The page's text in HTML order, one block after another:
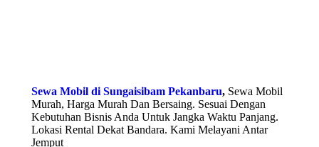
Sewa Mobil di Sungaisibam Pekanbaru, Sewa Mobil
Murah, Harga Murah Dan Bersaing. Sesuai Dengan
Kebutuhan Bisnis Anda Untuk Jangka Waktu Panjang.
Lokasi Rental Dekat Bandara. Kami Melayani Antar
Jemput